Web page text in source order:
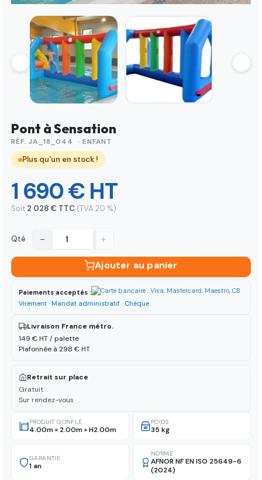
Pont à Sensation
RÉF. JA_18_044 · ENFANT
Plus qu'un en stock !
1 690 € HT
Soit 2 028 € TTC (TVA 20 %)
Qté − +
Ajouter au panier
Paiements acceptés :
Virement · Mandat administratif · Chèque
Livraison France métro.
149 € HT / palette
Plafonnée à 298 € HT
Retrait sur place
Gratuit
Sur rendez-vous
PRODUIT GONFLÉ
4.00m × 2.00m × H2.00m
POIDS
35 kg
GARANTIE
1 an
NORME
AFNOR NF EN ISO 25649-6
(2024)